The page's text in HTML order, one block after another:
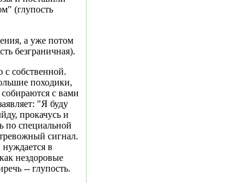
(глупость
а уже потом
безграничная).
с собственной.
походики,
с вами
"Я буду
прокачусь и
по специальной
сигнал.
в
нездоровые
-- глупость.